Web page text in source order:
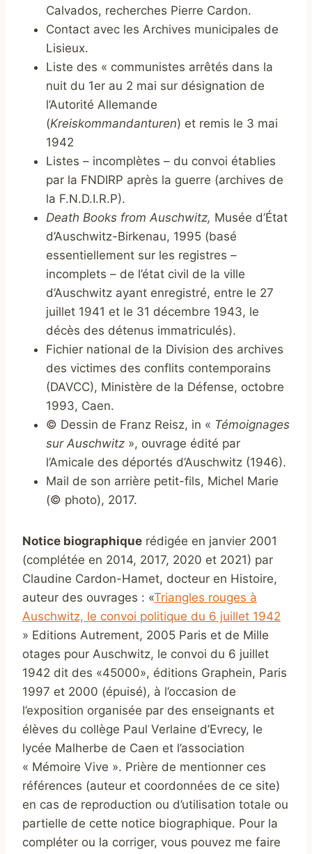
Calvados, recherches Pierre Cardon.
Contact avec les Archives municipales de
Lisieux.
Liste des « communistes arrêtés dans la
nuit du 1er au 2 mai sur désignation de
l’Autorité Allemande
(Kreiskommandanturen) et remis le 3 mai
1942
Listes – incomplètes – du convoi établies
par la FNDIRP après la guerre (archives de
la F.N.D.I.R.P).
Death Books from Auschwitz, Musée d’État
d’Auschwitz-Birkenau, 1995 (basé
essentiellement sur les registres –
incomplets – de l’état civil de la ville
d’Auschwitz ayant enregistré, entre le 27
juillet 1941 et le 31 décembre 1943, le
décès des détenus immatriculés).
Fichier national de la Division des archives
des victimes des conflits contemporains
(DAVCC), Ministère de la Défense, octobre
1993, Caen.
© Dessin de Franz Reisz, in « Témoignages
sur Auschwitz », ouvrage édité par
l’Amicale des déportés d’Auschwitz (1946).
Mail de son arrière petit-fils, Michel Marie
(© photo), 2017.
Notice biographique rédigée en janvier 2001
(complétée en 2014, 2017, 2020 et 2021) par
Claudine Cardon-Hamet, docteur en Histoire,
auteur des ouvrages : «Triangles rouges à
Auschwitz, le convoi politique du 6 juillet 1942
» Editions Autrement, 2005 Paris et de Mille
otages pour Auschwitz, le convoi du 6 juillet
1942 dit des «45000», éditions Graphein, Paris
1997 et 2000 (épuisé), à l’occasion de
l’exposition organisée par des enseignants et
élèves du collège Paul Verlaine d’Evrecy, le
lycée Malherbe de Caen et l’association
« Mémoire Vive ». Prière de mentionner ces
références (auteur et coordonnées de ce site)
en cas de reproduction ou d’utilisation totale ou
partielle de cette notice biographique. Pour la
compléter ou la corriger, vous pouvez me faire